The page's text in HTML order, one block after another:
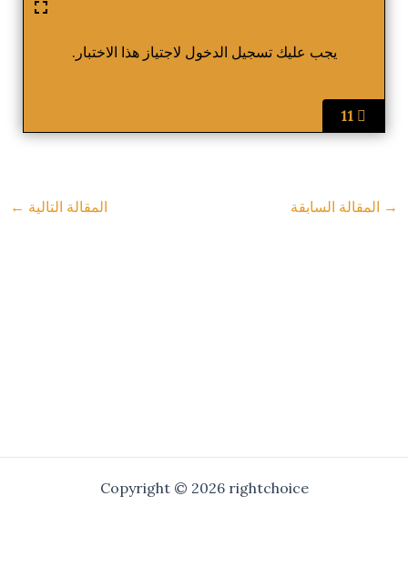
يجب عليك تسجيل الدخول لاجتياز هذا الاختبار.
→ المقالة السابقة المقالة التالية ←
Copyright © 2026 rightchoice